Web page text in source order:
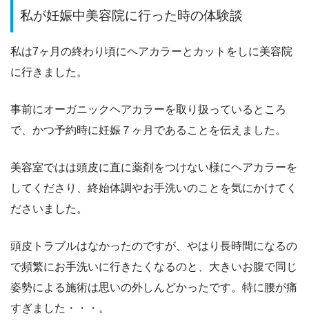
私が妊娠中美容院に行った時の体験談
私は7ヶ月の終わり頃にヘアカラーとカットをしに美容院
に行きました。
事前にオーガニックヘアカラーを取り扱っているところ
で、 かつ予約時に妊娠７ヶ月であることを伝えました 。
美容室ではは頭皮に直に薬剤をつけない様にヘアカラーを
してくださり、 終始体調やお手洗いのことを気にかけてく
ださいました。
頭皮トラブルはなかったのですが、やはり長時間になるの
で頻繁にお手洗いに行きたくなるのと、大きいお腹で同じ
姿勢による施術は思いの外しんどかったです。 特に腰が痛
すぎました・・・。